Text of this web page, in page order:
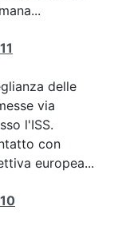
delle
via
l'ISS.
con
europea...